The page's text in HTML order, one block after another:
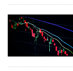
活
時
事
專